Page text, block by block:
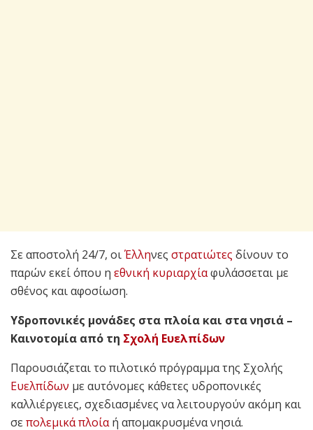
Σε αποστολή 24/7, οιΈλληνες στρατιώτες δίνουν το
παρών εκεί όπου η εθνική κυριαρχίαφυλάσσεται με
σθένος και αφοσίωση.
Υδροπονικές μονάδες στα πλοία και στα νησιά –
Καινοτομία από τη Σχολή Ευελπίδων
Παρουσιάζεται το πιλοτικό πρόγραμμα της Σχολής
Ευελπίδων με αυτόνομες κάθετες υδροπονικές
καλλιέργειες, σχεδιασμένες να λειτουργούν ακόμη και
σεπολεμικά πλοίαή απομακρυσμένα νησιά.